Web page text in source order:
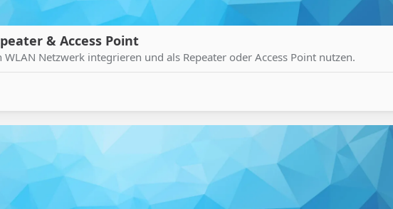
& Access Point
Netzwerk integrieren und als Repeater oder Access Point nutzen.